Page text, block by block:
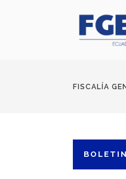
FISCALÍA